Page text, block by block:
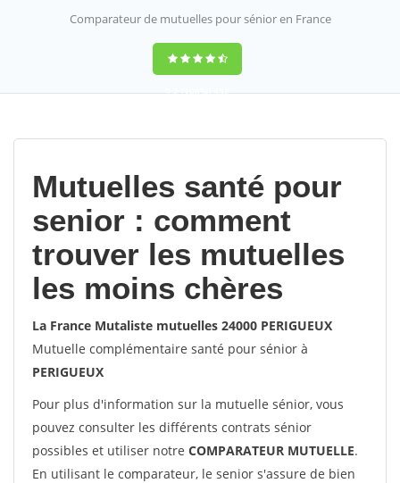
Comparateur de mutuelles pour sénior en France
9,2(100%)452
Mutuelles santé pour
senior : comment
trouver les mutuelles
les moins chères
La France Mutaliste mutuelles 24000 PERIGUEUX
Mutuelle complémentaire santé pour sénior à
PERIGUEUX
Pour plus d'information sur la mutuelle sénior, vous
pouvez consulter les différents contrats sénior
possibles et utiliser notre COMPARATEUR MUTUELLE.
En utilisant le comparateur, le senior s'assure de bien